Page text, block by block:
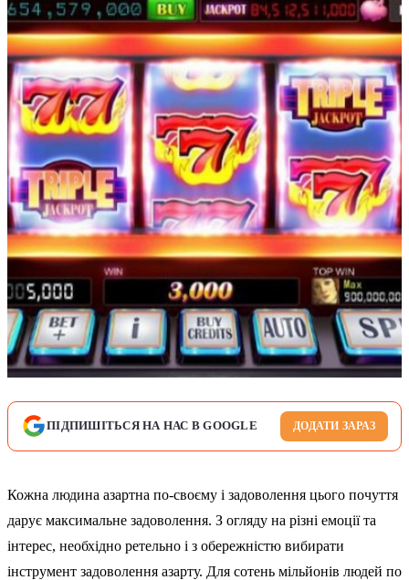
ПІДПИШІТЬСЯ НА НАС В GOOGLE ДОДАТИ ЗАРАЗ
Кожна людина азартна по-своєму і задоволення цього почуття
дарує максимальне задоволення. З огляду на різні емоції та
інтерес, необхідно ретельно і з обережністю вибирати
інструмент задоволення азарту. Для сотень мільйонів людей по